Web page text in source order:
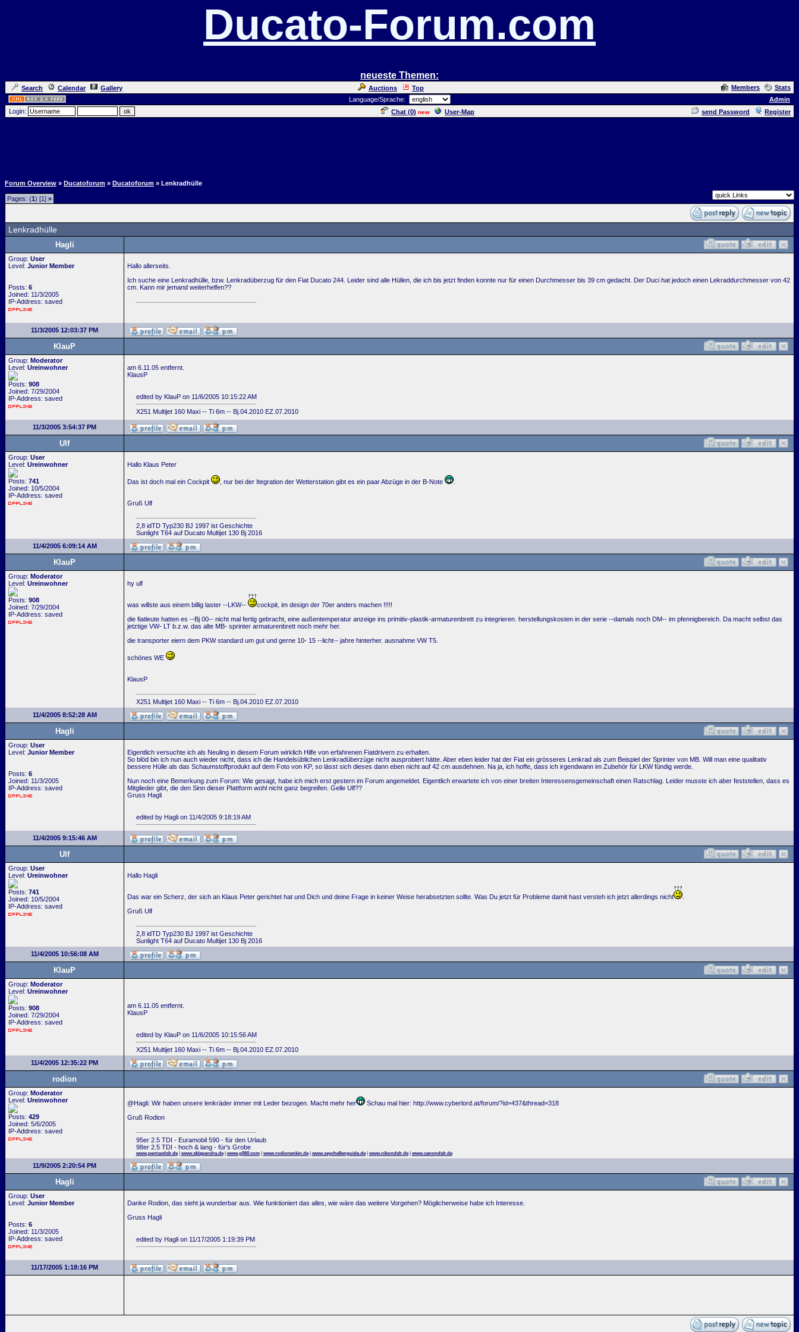
Ducato-Forum.com
neueste Themen:
Search Calendar Gallery Auctions Top Members
Stats
Language/Sprache:
Admin
Login:
Chat (0) new User-Map send Password Register
Forum Overview » Ducatoforum » Ducatoforum » Lenkradhülle
Pages: (1) [1] »
Lenkradhülle
Hagli
Group: User
Level: Junior Member
Posts: 6
Joined: 11/3/2005
IP-Address: saved
Hallo allerseits.
Ich suche eine Lenkradhülle, bzw. Lenkradüberzug für den Fiat Ducato 244. Leider sind alle Hüllen, die ich bis jetzt finden konnte nur für einen Durchmesser bis 39 cm gedacht. Der Duci hat jedoch einen Lekraddurchmesser von 42
cm. Kann mir jemand weiterhelfen??
11/3/2005 12:03:37 PM
KlauP
Group: Moderator
Level: Ureinwohner
Posts: 908
Joined: 7/29/2004
IP-Address: saved
am 6.11.05 entfernt.
KlausP
edited by KlauP on 11/6/2005 10:15:22 AM
X251 Multijet 160 Maxi -- Ti 6m -- Bj.04.2010 EZ.07.2010
11/3/2005 3:54:37 PM
Ulf
Group: User
Level: Ureinwohner
Posts: 741
Joined: 10/5/2004
IP-Address: saved
Hallo Klaus Peter
Das ist doch mal ein Cockpit , nur bei der Itegration der Wetterstation gibt es ein paar Abzüge in der B-Note
Gruß Ulf
2,8 idTD Typ230 BJ 1997 ist Geschichte
Sunlight T64 auf Ducato Multijet 130 Bj 2016
11/4/2005 6:09:14 AM
KlauP
Group: Moderator
Level: Ureinwohner
Posts: 908
Joined: 7/29/2004
IP-Address: saved
hy ulf
was willste aus einem billig laster --LKW--
cockpit, im design der 70er anders machen !!!!!
die fiatleute hatten es --Bj 00-- nicht mal fertig gebracht, eine außentemperatur anzeige ins primitiv-plastik-armaturenbrett zu integrieren. herstellungskosten in der serie --damals noch DM-- im pfennigbereich. Da macht selbst das
jetztige VW- LT b.z.w. das alte MB- sprinter armaturenbrett noch mehr her.
die transporter eiern dem PKW standard um gut und gerne 10- 15 --licht-- jahre hinterher. ausnahme VW T5.
schönes WE
KlausP
X251 Multijet 160 Maxi -- Ti 6m -- Bj.04.2010 EZ.07.2010
11/4/2005 8:52:28 AM
Hagli
Group: User
Level: Junior Member
Posts: 6
Joined: 11/3/2005
IP-Address: saved
Eigentlich versuchte ich als Neuling in diesem Forum wirklich Hilfe von erfahrenen Fiatdrivern zu erhalten.
So blöd bin ich nun auch wieder nicht, dass ich die Handelsüblichen Lenkradüberzüge nicht ausprobiert hätte. Aber eben leider hat der Fiat ein grösseres Lenkrad als zum Beispiel der Sprinter von MB. Will man eine qualitativ
bessere Hülle als das Schaumstoffprodukt auf dem Foto von KP, so lässt sich dieses dann eben nicht auf 42 cm ausdehnen. Na ja, ich hoffe, dass ich irgendwann im Zubehör für LKW fündig werde.
Nun noch eine Bemerkung zum Forum: Wie gesagt, habe ich mich erst gestern im Forum angemeldet. Eigentlich erwartete ich von einer breiten Interessensgemeinschaft einen Ratschlag. Leider musste ich aber feststellen, dass es
Mitglieder gibt, die den Sinn dieser Plattform wohl nicht ganz begreifen. Gelle Ulf??
Gruss Hagli
edited by Hagli on 11/4/2005 9:18:19 AM
11/4/2005 9:15:46 AM
Ulf
Group: User
Level: Ureinwohner
Posts: 741
Joined: 10/5/2004
IP-Address: saved
Hallo Hagli
Das war ein Scherz, der sich an Klaus Peter gerichtet hat und Dich und deine Frage in keiner Weise herabsetzten sollte. Was Du jetzt für Probleme damit hast versteh ich jetzt allerdings nicht
Gruß Ulf
2,8 idTD Typ230 BJ 1997 ist Geschichte
Sunlight T64 auf Ducato Multijet 130 Bj 2016
11/4/2005 10:56:08 AM
KlauP
Group: Moderator
Level: Ureinwohner
Posts: 908
Joined: 7/29/2004
IP-Address: saved
am 6.11.05 entfernt.
KlausP
edited by KlauP on 11/6/2005 10:15:56 AM
X251 Multijet 160 Maxi -- Ti 6m -- Bj.04.2010 EZ.07.2010
11/4/2005 12:35:22 PM
rodion
Group: Moderator
Level: Ureinwohner
Posts: 429
Joined: 5/6/2005
IP-Address: saved
@Hagli: Wir haben unsere lenkräder immer mit Leder bezogen. Macht mehr her
Schau mal hier: http://www.cyberlord.at/forum/?id=437&thread=318
Gruß Rodion
95er 2.5 TDI - Euramobil 590 - für den Urlaub
98er 2.5 TDI - hoch & lang - für's Grobe
www.pentaxdslr.de| www.sklapendra.de| www.g560.com| www.rodionenkin.de| www.seychellenguide.de| www.nikondslr.de| www.canondslr.de
11/9/2005 2:20:54 PM
Hagli
Group: User
Level: Junior Member
Posts: 6
Joined: 11/3/2005
IP-Address: saved
Danke Rodion, das sieht ja wunderbar aus. Wie funktioniert das alles, wie wäre das weitere Vorgehen? Möglicherweise habe ich Interesse.
Gruss Hagli
edited by Hagli on 11/17/2005 1:19:39 PM
11/17/2005 1:18:16 PM